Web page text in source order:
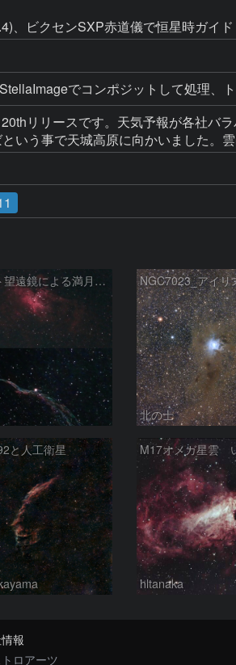
、ビクセンSXP赤道儀で恒星時ガイド
でコンポジットして処理、
リリースです。天気予報が各社バ
いう事で天城高原に向かいました。
スマート望遠鏡による満月下の星雲（M16,NGC6960） NGC7023_アイリ
北の士
と人工衛星 M17オメガ星雲
hltanaka
報
ロアーツ